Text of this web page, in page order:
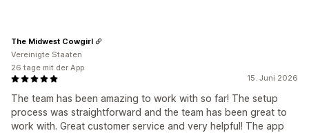
15. Juni 2026
The team has been amazing to work with so far! The setup
process was straightforward and the team has been great to
work with. Great customer service and very helpful! The app
The Midwest Cowgirl
Vereinigte Staaten
26 tage mit der App